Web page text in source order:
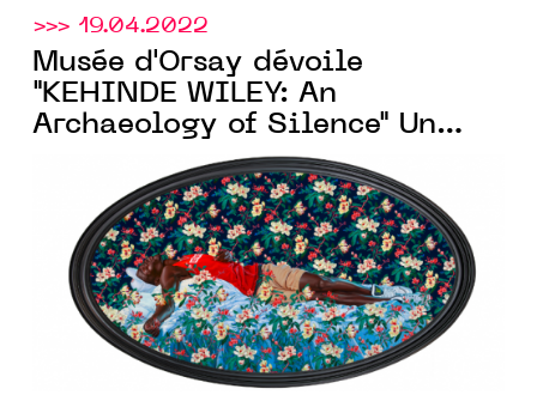
>>> 19.04.2022
Musée d'Orsay dévoile
"KEHINDE WILEY: An
Archaeology of Silence" Un
événement collatéral de la
59ème Exposition d’Art
Internationale – La Biennale
di Venezia